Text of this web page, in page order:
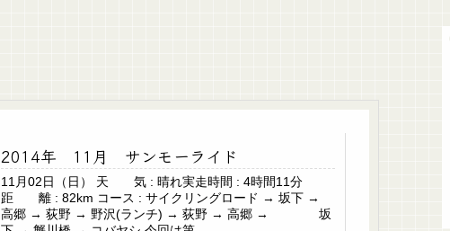
2014年 11月 サンモーライド
11月02日（日） 天 気 : 晴れ実走時間 : 4時間11分
距 離 : 82km コース : サイクリングロード → 坂下 →
高郷 → 荻野 → 野沢(ランチ) → 荻野 → 高郷 → 坂